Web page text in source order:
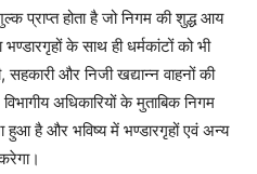
प्राप्त होता है जो निगम की शुद्ध आय
के साथ ही धर्मकांटों को भी
सहकारी और निजी खद्यान्न वाहनों की
अधिकारियों के मुताबिक निगम
हुआ है और भविष्य में भण्डारगृहों एवं अन्य